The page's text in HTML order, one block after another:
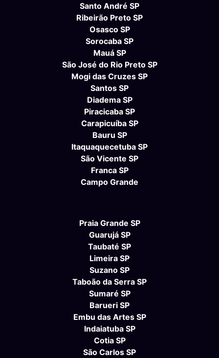
Santo André SP
Ribeirão Preto SP
Osasco SP
Sorocaba SP
Mauá SP
São José do Rio Preto SP
Mogi das Cruzes SP
Santos SP
Diadema SP
Piracicaba SP
Carapicuíba SP
Bauru SP
Itaquaquecetuba SP
São Vicente SP
Franca SP
Campo Grande
Praia Grande SP
Guarujá SP
Taubaté SP
Limeira SP
Suzano SP
Taboão da Serra SP
Sumaré SP
Barueri SP
Embu das Artes SP
Indaiatuba SP
Cotia SP
São Carlos SP